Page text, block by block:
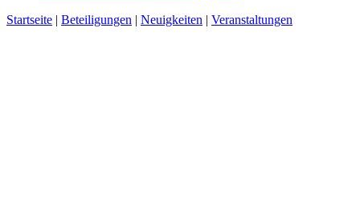
Startseite | Beteiligungen | Neuigkeiten | Veranstaltungen